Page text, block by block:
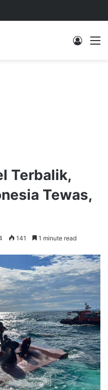
Log In
Terbalik,
Tewas,
141 1 minute read